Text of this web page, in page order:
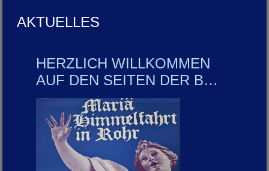
AKTUELLES
HERZLICH WILLKOMMEN
AUF DEN SEITEN DER B…